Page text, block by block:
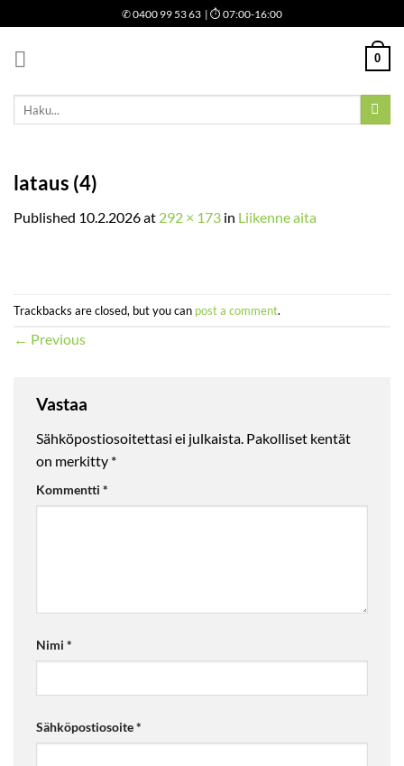
to
content
✆0400 99 53 63 | ⏱ 07:00-16:00
0
Etsi:
lataus (4)
Published 10.2.2026at 292 × 173 in Liikenne aita
Trackbacks are closed, but you can post a comment.
← Previous
Vastaa
Sähköpostiosoitettasi ei julkaista. Pakolliset kentät
on merkitty *
Kommentti *
Nimi *
Sähköpostiosoite*